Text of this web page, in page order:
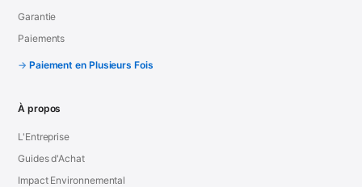
Garantie
Paiements
Paiement en Plusieurs Fois
À propos
L'Entreprise
Guides d'Achat
Impact Environnemental